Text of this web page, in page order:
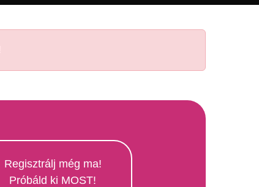
Regisztrálj még ma!
Próbáld ki MOST!